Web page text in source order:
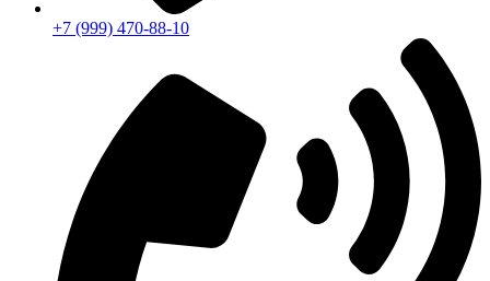
+7 (999) 470-88-10